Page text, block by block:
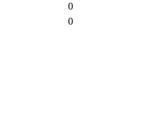
0
0